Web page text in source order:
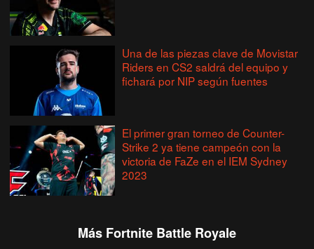
Una de las piezas clave de Movistar
Riders en CS2 saldrá del equipo y
fichará por NIP según fuentes
El primer gran torneo de Counter-
Strike 2 ya tiene campeón con la
victoria de FaZe en el IEM Sydney
2023
Más Fortnite Battle Royale